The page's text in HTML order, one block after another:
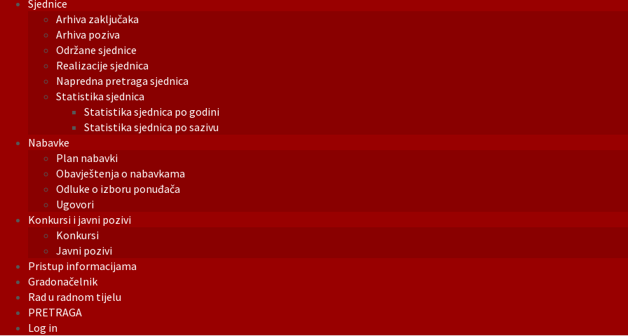
Sjednice
Arhiva zaključaka
Arhiva poziva
Održane sjednice
Realizacije sjednica
Napredna pretraga sjednica
Statistika sjednica
Statistika sjednica po godini
Statistika sjednica po sazivu
Nabavke
Plan nabavki
Obavještenja o nabavkama
Odluke o izboru ponuđača
Ugovori
Konkursi i javni pozivi
Konkursi
Javni pozivi
Pristup informacijama
Gradonačelnik
Rad u radnom tijelu
PRETRAGA
Log in